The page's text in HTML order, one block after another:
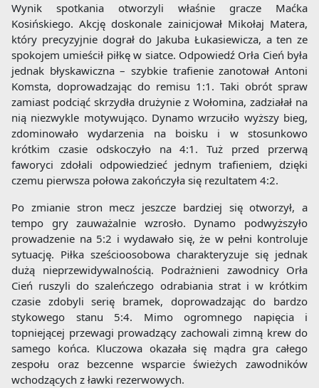
Wynik spotkania otworzyli właśnie gracze Maćka
Kosińskiego. Akcję doskonale zainicjował Mikołaj Matera,
który precyzyjnie dograł do Jakuba Łukasiewicza, a ten ze
spokojem umieścił piłkę w siatce. Odpowiedź Orła Cień była
jednak błyskawiczna – szybkie trafienie zanotował Antoni
Komsta, doprowadzając do remisu 1:1. Taki obrót spraw
zamiast podciąć skrzydła drużynie z Wołomina, zadziałał na
nią niezwykle motywująco. Dynamo wrzuciło wyższy bieg,
zdominowało wydarzenia na boisku i w stosunkowo
krótkim czasie odskoczyło na 4:1. Tuż przed przerwą
faworyci zdołali odpowiedzieć jednym trafieniem, dzięki
czemu pierwsza połowa zakończyła się rezultatem 4:2.
Po zmianie stron mecz jeszcze bardziej się otworzył, a
tempo gry zauważalnie wzrosło. Dynamo podwyższyło
prowadzenie na 5:2 i wydawało się, że w pełni kontroluje
sytuację. Piłka sześcioosobowa charakteryzuje się jednak
dużą nieprzewidywalnością. Podrażnieni zawodnicy Orła
Cień ruszyli do szaleńczego odrabiania strat i w krótkim
czasie zdobyli serię bramek, doprowadzając do bardzo
stykowego stanu 5:4. Mimo ogromnego napięcia i
topniejącej przewagi prowadzący zachowali zimną krew do
samego końca. Kluczowa okazała się mądra gra całego
zespołu oraz bezcenne wsparcie świeżych zawodników
wchodzących z ławki rezerwowych.